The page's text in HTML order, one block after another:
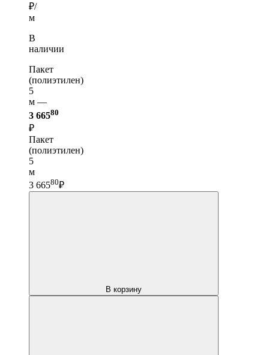
₽/
м
В
наличии
Пакет
(полиэтилен)
5
м —
3 66580
₽
Пакет
(полиэтилен)
5
м
3 66580₽
В корзину